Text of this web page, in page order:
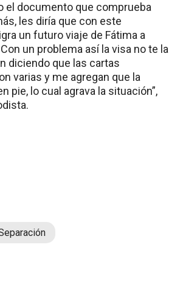
el documento que comprueba
les diría que con este
un futuro viaje de Fátima a
un problema así la visa no te la
diciendo que las cartas
varias y me agregan que la
pie, lo cual agrava la situación”,